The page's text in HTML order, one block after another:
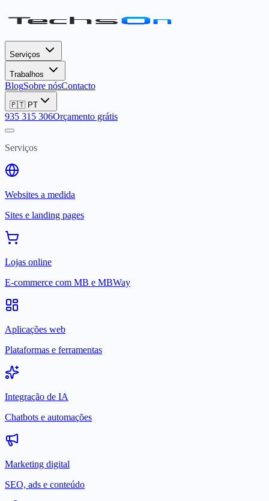
Serviços
Trabalhos
BlogSobre nósContacto
🇵🇹 PT
935 315 306Orçamento grátis
Serviços
Websites a medida
Sites e landing pages
Lojas online
E-commerce com MB e MBWay
Aplicações web
Plataformas e ferramentas
Integração de IA
Chatbots e automações
Marketing digital
SEO, ads e conteúdo